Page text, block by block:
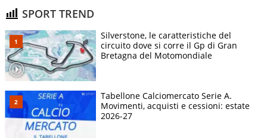
SPORT TREND
Silverstone, le caratteristiche del
circuito dove si corre il Gp di Gran
Bretagna del Motomondiale
Tabellone Calciomercato Serie A.
Movimenti, acquisti e cessioni: estate
2026-27